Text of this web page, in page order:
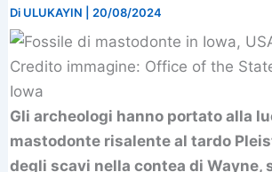
Di ULUKAYIN 20/08/2024
Credito immagine: Office of the
Iowa
Gli archeologi hanno portato alla
mastodonte risalente al tardo
degli scavi nella contea di Wayne,